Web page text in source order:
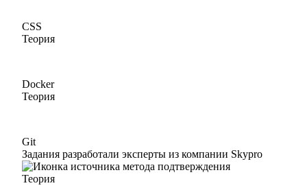
CSS
Теория
Docker
Теория
Git
Задания разработали эксперты из компании Skypro
Теория